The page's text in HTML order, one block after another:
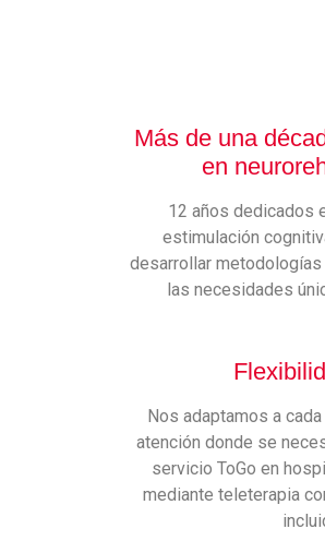
Más de una
en
12 años dedicados
estimulación
desarrollar
las necesidades
Nos adaptamos a
atención donde se
servicio ToGo en
mediante teleterapia